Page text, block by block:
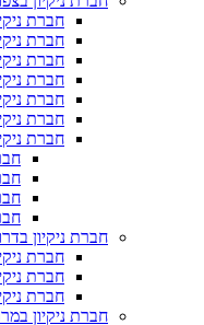
חברת
חברת
חברת
חברת
חברת
חברת
חברת
חברת ניקיון
חברת
חברת
חברת
חברת ניקיון